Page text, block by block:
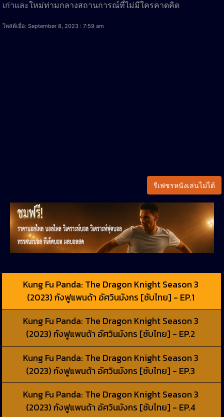
เก่าและใหม่ท่ามกลางสถานการณ์ที่ไม่มีใครคาดคิด
โพสต์เมื่อ: September 8, 2023 : 7:59 am
รีเฟชรหนังเล่นไม่ได้
Kung Fu Panda: The Dragon Knight Season 3
(2023) กังฟูแพนด้า อัศวินมังกร [ซับไทย] - EP.1
Kung Fu Panda: The Dragon Knight Season 3
(2023) กังฟูแพนด้า อัศวินมังกร [ซับไทย] - EP.2
Kung Fu Panda: The Dragon Knight Season 3
(2023) กังฟูแพนด้า อัศวินมังกร [ซับไทย] - EP.3
Kung Fu Panda: The Dragon Knight Season 3
(2023) กังฟูแพนด้า อัศวินมังกร [ซับไทย] - EP.4